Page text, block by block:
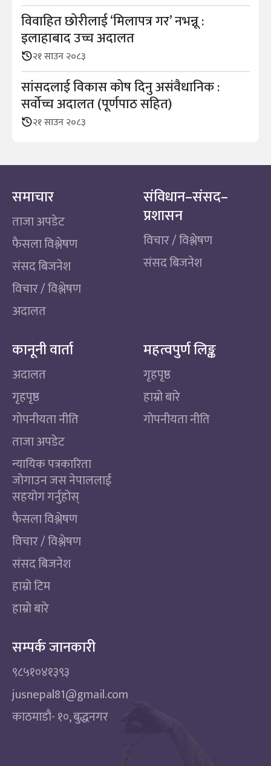
विवाहित छोरीलाई ‘मिलापत्र गर’ नभन्नू :
इलाहाबाद उच्च अदालत
२१ साउन २०८३
सांसदलाई विकास कोष दिनु असंवैधानिक :
सर्वोच्च अदालत (पूर्णपाठ सहित)
२१ साउन २०८३
समाचार
ताजा अपडेट
फैसला विश्लेषण
संसद बिजनेश
विचार / विश्लेषण
अदालत
संविधान–संसद–
प्रशासन
विचार / विश्लेषण
संसद बिजनेश
कानूनी वार्ता
अदालत
गृहपृष्ठ
गोपनीयता नीति
ताजा अपडेट
न्यायिक पत्रकारिता
जोगाउन जस नेपाललाई
सहयोग गर्नुहोस्
फैसला विश्लेषण
विचार / विश्लेषण
संसद बिजनेश
हाम्रो टिम
हाम्रो बारे
महत्वपुर्ण लिङ्क
गृहपृष्ठ
हाम्रो बारे
गोपनीयता नीति
सम्पर्क जानकारी
९८५१०४१३९३
jusnepal81@gmail.com
काठमाडाै‌- १०, बुद्धनगर